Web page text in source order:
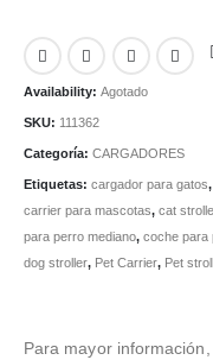
Availability: Agotado
SKU: 111362
Categoría: CARGADORES
Etiquetas: cargador para gatos,
carrier para mascotas, cat
para perro mediano, coche para
dog stroller, Pet Carrier, Pet
Para mayor